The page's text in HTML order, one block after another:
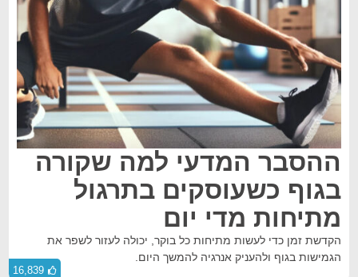
ההסבר המדעי למה שקורה
בגוף כשעוסקים בתרגול
מתיחות מדי יום
הקדשת זמן כדי לעשות מתיחות כל בוקר, יכולה לעזור לשפר את
הגמישות בגוף ולהעניק אנרגיה להמשך היום.
16,839